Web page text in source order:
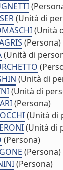
(Unità di
(Unità
(Persona)
(Unità di
(Unità di
(Unità di
(Persona)
(Unità di
(Unità di
(Persona)
(Persona)
(Persona)